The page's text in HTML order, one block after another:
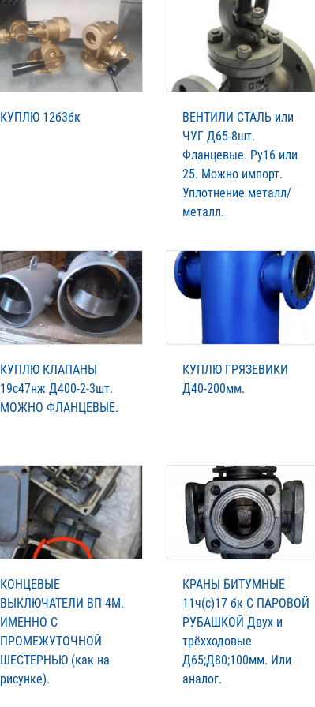
КУПЛЮ 12б3бк
ВЕНТИЛИ СТАЛЬ или
ЧУГ Д65-8шт.
Фланцевые. Ру16 или
25. Можно импорт.
Уплотнение металл/
металл.
КУПЛЮ КЛАПАНЫ
19с47нж Д400-2-3шт.
МОЖНО ФЛАНЦЕВЫЕ.
КУПЛЮ ГРЯЗЕВИКИ
Д40-200мм.
КОНЦЕВЫЕ
ВЫКЛЮЧАТЕЛИ ВП-4М.
ИМЕННО С
ПРОМЕЖУТОЧНОЙ
ШЕСТЕРНЬЮ (как на
рисунке).
КРАНЫ БИТУМНЫЕ
11ч(с)17 бк С ПАРОВОЙ
РУБАШКОЙ Двух и
трёхходовые
Д65;Д80;100мм. Или
аналог.